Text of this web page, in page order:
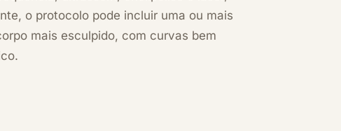
o protocolo pode incluir uma ou mais
mais esculpido, com curvas bem